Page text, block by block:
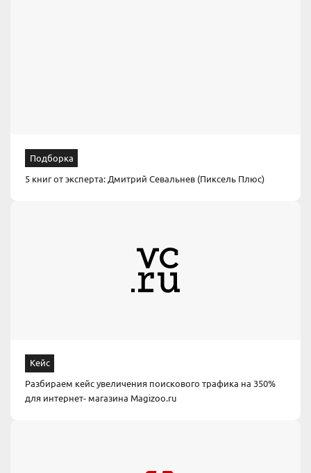
Подборка
5 книг от эксперта: Дмитрий Севальнев (Пиксель Плюс)
Кейс
Разбираем кейс увеличения поискового трафика на 350%
для интернет- магазина Magizoo.ru